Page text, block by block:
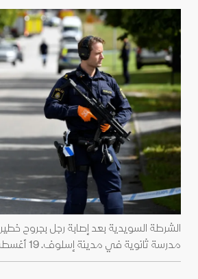
الشرطة السويدية بعد إصابة رجل بجروح
مدرسة ثانوية في مدينة إسلوف. 19 أغسطس 2021 - reuters